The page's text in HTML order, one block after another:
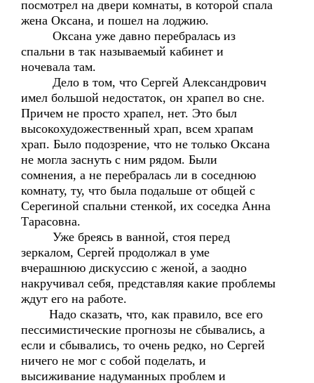
посмотрел на двери комнаты, в которой спала
жена Оксана, и пошел на лоджию.
Оксана уже давно перебралась из
спальни в так называемый кабинет и
ночевала там.
Дело в том, что Сергей Александрович
имел большой недостаток, он храпел во сне.
Причем не просто храпел, нет. Это был
высокохудожественный храп, всем храпам
храп. Было подозрение, что не только Оксана
не могла заснуть с ним рядом. Были
сомнения, а не перебралась ли в соседнюю
комнату, ту, что была подальше от общей с
Серегиной спальни стенкой, их соседка Анна
Тарасовна.
Уже бреясь в ванной, стоя перед
зеркалом, Сергей продолжал в уме
вчерашнюю дискуссию с женой, а заодно
накручивал себя, представляя какие проблемы
ждут его на работе.
Надо сказать, что, как правило, все его
пессимистические прогнозы не сбывались, а
если и сбывались, то очень редко, но Сергей
ничего не мог с собой поделать, и
высиживание надуманных проблем и